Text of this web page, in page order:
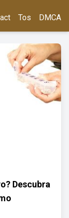
Tos DMCA
Descubra